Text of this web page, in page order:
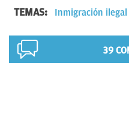
TEMAS: Inmigración ilegal
39